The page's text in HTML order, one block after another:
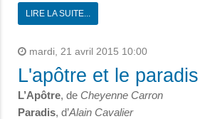
LIRE LA SUITE...
mardi, 21 avril 2015 10:00
L'apôtre et le paradis
L’Apôtre, de Cheyenne Carron
Paradis, d’Alain Cavalier